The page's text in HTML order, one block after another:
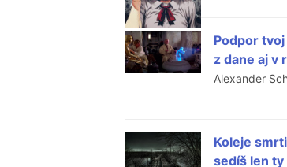
Podpor
z dane aj v
Alexander
Koleje
sedíš len ty